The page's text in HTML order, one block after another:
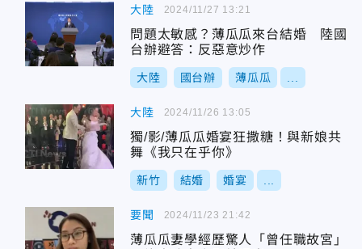
大陸
問題太敏感？薄瓜瓜來台結婚 陸國
台辦避答：反惡意炒作
大陸 國台辦 薄瓜瓜
2024/11/27 13:21
大陸
獨/影/薄瓜瓜婚宴狂撒糖！與新娘共
舞《我只在乎你》
新竹 結婚 婚宴
2024/11/26 13:05
要聞
薄瓜瓜妻學經歷驚人「曾任職故宮」
2024/11/23 21:42